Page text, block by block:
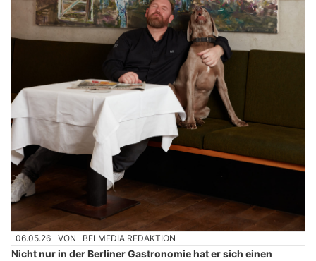
06.05.26 VON BELMEDIA REDAKTION
Nicht nur in der Berliner Gastronomie hat er sich einen